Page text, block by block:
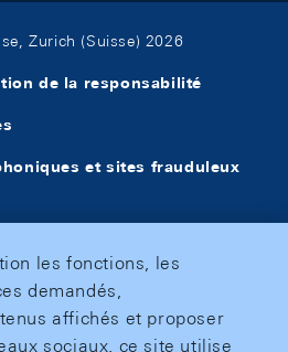
Zurich (Suisse) 2026
de la responsabilité
et sites frauduleux
les fonctions, les
demandés,
affichés et proposer
sociaux, ce site utilise